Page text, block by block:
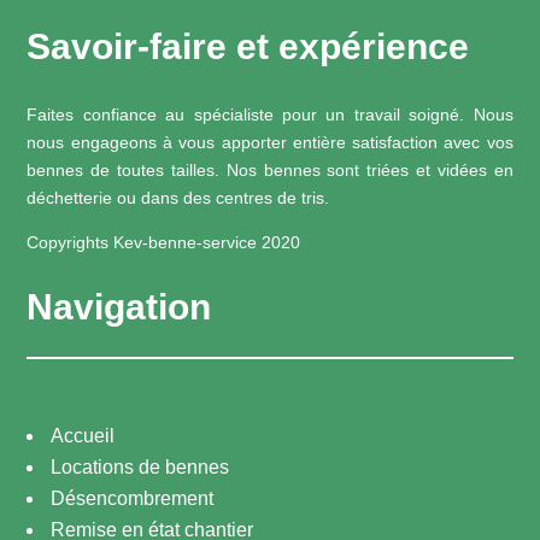
Savoir-faire et expérience
Faites confiance au spécialiste pour un travail soigné. Nous
nous engageons à vous apporter entière satisfaction avec vos
bennes de toutes tailles. Nos bennes sont triées et vidées en
déchetterie ou dans des centres de tris.
Copyrights Kev-benne-service 2020
Navigation
Accueil
Locations de bennes
Désencombrement
Remise en état chantier